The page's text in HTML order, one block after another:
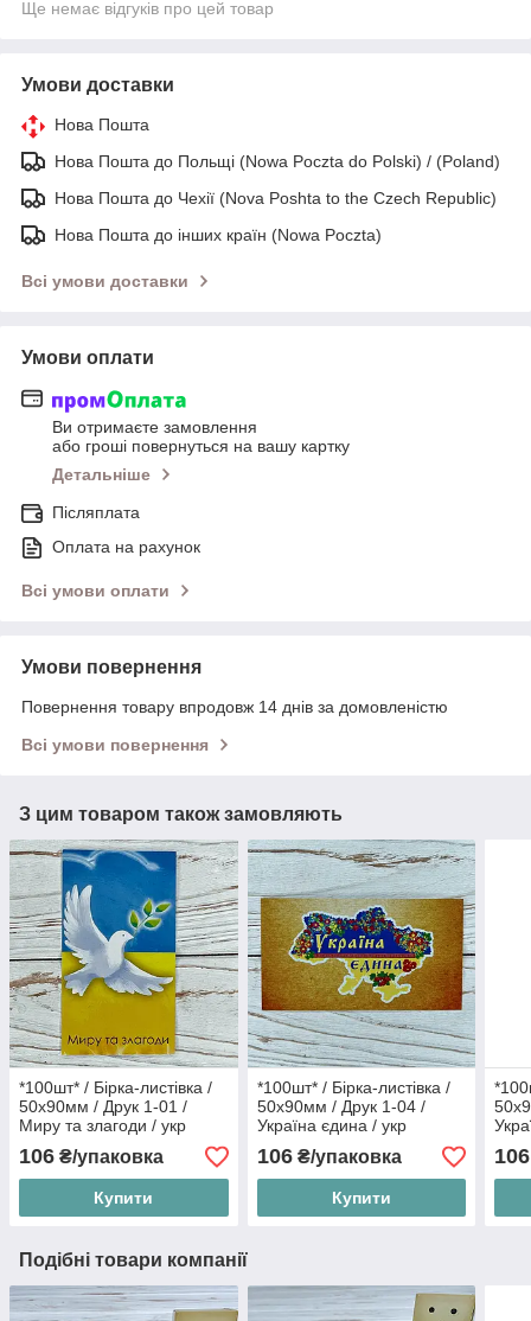
Ще немає відгуків про цей товар
Умови доставки
Нова Пошта
Нова Пошта до Польщі (Nowa Poczta do Polski) / (Poland)
Нова Пошта до Чехії (Nova Poshta to the Czech Republic)
Нова Пошта до інших країн (Nowa Poczta)
Всі умови доставки
Умови оплати
Ви отримаєте замовлення
або гроші повернуться на вашу картку
Детальніше
Післяплата
Оплата на рахунок
Всі умови оплати
Умови повернення
Повернення товару впродовж 14 днів за домовленістю
Всі умови повернення
З цим товаром також замовляють
*100шт* / Бірка-листівка /
50х90мм / Друк 1-01 /
Миру та злагоди / укр
106 ₴/упаковка
Купити
*100шт* / Бірка-листівка /
50х90мм / Друк 1-04 /
Україна єдина / укр
106₴/упаковка
Купити
106
Подібні товари компанії